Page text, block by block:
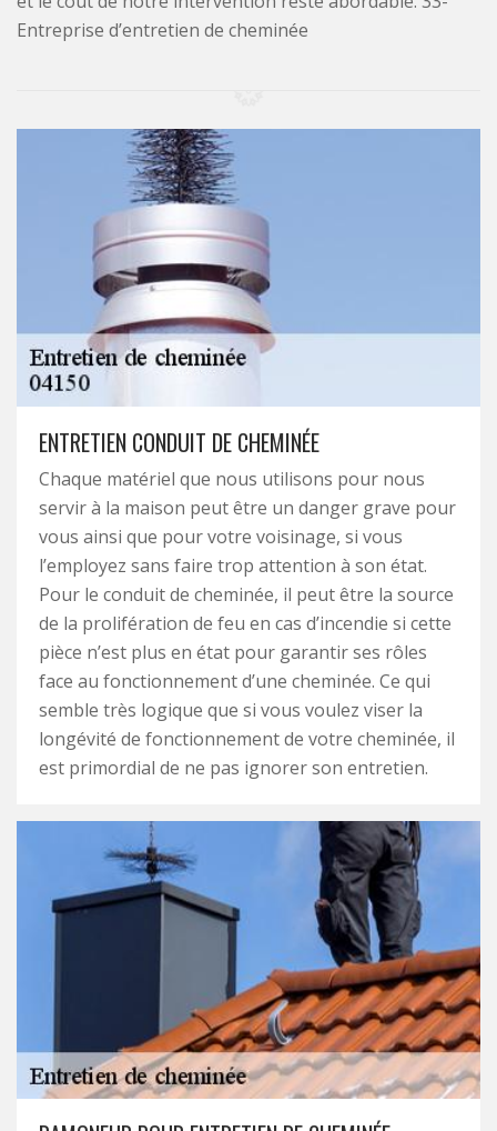
Entreprise d’entretien de cheminée
ENTRETIEN CONDUIT DE CHEMINÉE
Chaque matériel que nous utilisons pour nous
servir à la maison peut être un danger grave pour
vous ainsi que pour votre voisinage, si vous
l’employez sans faire trop attention à son état.
Pour le conduit de cheminée, il peut être la source
de la prolifération de feu en cas d’incendie si cette
pièce n’est plus en état pour garantir ses rôles
face au fonctionnement d’une cheminée. Ce qui
semble très logique que si vous voulez viser la
longévité de fonctionnement de votre cheminée, il
est primordial de ne pas ignorer son entretien.